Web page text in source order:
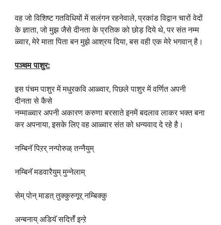
वह जो विशिष्ट गतविधियों में सलंगन रहनेवाले, प्रकांड विद्वान चारों वेदों
के ज्ञाता, जो मुझ जैसे दीनता के प्रतिक को छोड़ दिये थे, पर संत नम्म
ळ्वार, मेरे माता पिता बन मुझे आश्रय दिया, बस वही एक मेरे भगवान् है।
पञ्चमपाशुर:
इस पंचम पाशुर में मधुरकवि आळ्वार, पिछले पाशुर में वर्णित अपनी
दीनता से कैसे
नम्माळ्वार अपनी अकारण करुणा बरसाते इनमें बदलाव लाकर भक्त बना
कर अपनाया, इसके लिए वह आळ्वार संत को धन्यवाद दे रहे है।
नम्बिनॅ पिऱर् नन्पोरुळ् तन्नैयुम्
नम्बिनॅ मडवारैयुम् मुन्नेलाम्
सेम् पोन् माडत् तुक्कुरुगूर् नम्बिक्कु
अन्बनाय् अडियॅ सदिर्त्तॅ इन्ऱे